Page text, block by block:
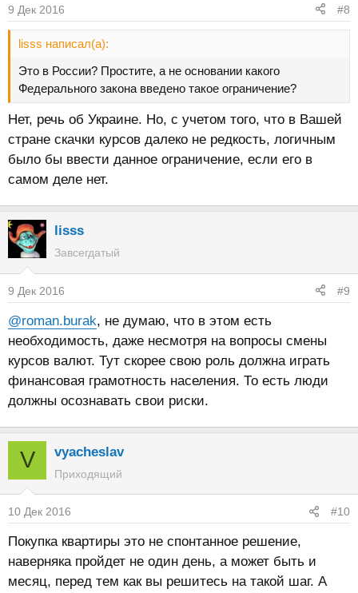
9 Дек 2016 #8
lisss написал(а):
Это в России? Простите, а не основании какого
Федерального закона введено такое ограничение?
Нет, речь об Украине. Но, с учетом того, что в Вашей
стране скачки курсов далеко не редкость, логичным
было бы ввести данное ограничение, если его в
самом деле нет.
lisss
Завсегдатый
9 Дек 2016 #9
@roman.burak, не думаю, что в этом есть
необходимость, даже несмотря на вопросы смены
курсов валют. Тут скорее свою роль должна играть
финансовая грамотность населения. То есть люди
должны осознавать свои риски.
V vyacheslav
Приходящий
10 Дек 2016 #10
Покупка квартиры это не спонтанное решение,
наверняка пройдет не один день, а может быть и
месяц, перед тем как вы решитесь на такой шаг. А